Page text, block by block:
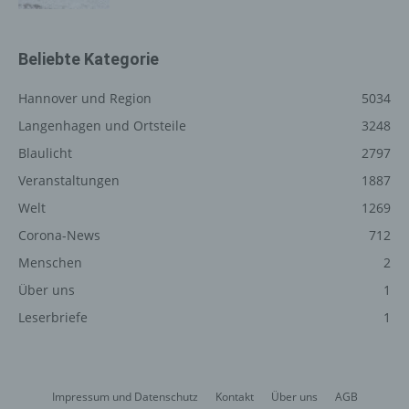
Beliebte Kategorie
Hannover und Region
5034
Langenhagen und Ortsteile
3248
Blaulicht
2797
Veranstaltungen
1887
Welt
1269
Corona-News
712
Menschen
2
Über uns
1
Leserbriefe
1
Impressum und Datenschutz Kontakt Über uns AGB
Vorschriften Angaben, die eine schnelle elektronische
unmittelbare Kommunikation mit uns ermöglichen, was
ebenfalls eine allgemeine Adresse der sogenannten
elektronischen Post (E-Mail-Adresse) umfasst. Sofern
Kontaktformular den Kontakt mit dem für die
Verarbeitung Verantwortlichen aufnimmt, werden die von
der betroffenen Person übermittelten
personenbezogenen Daten automatisch gespeichert.
Solche auf freiwilliger Basis von einer betroffenen Person
an den für die Verarbeitung Verantwortlichen
betroffenen Person gespeichert. Es erfolgt keine
Weitergabe dieser personenbezogenen Daten an Dritte.